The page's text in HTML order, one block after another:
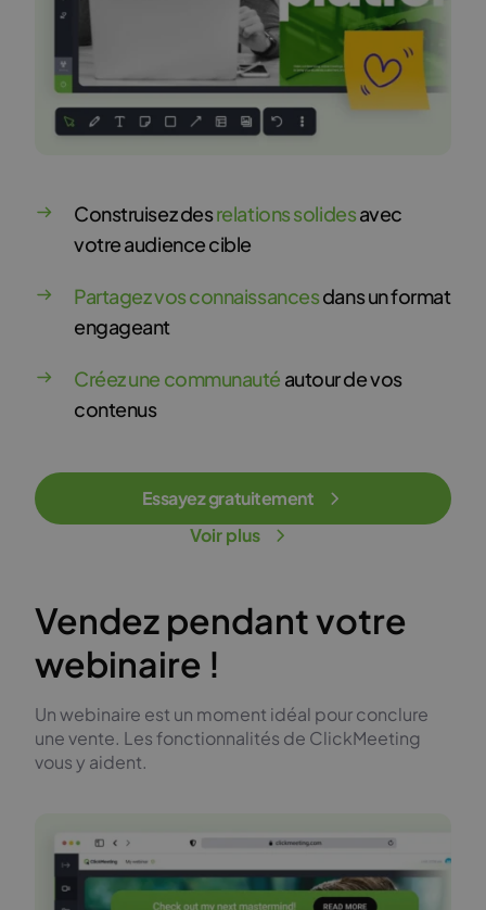
Construisez desrelations solidesavec
votre audience cible
Partagez vos connaissancesdans un format
engageant
Créez une communauté autour de vos
contenus
Essayez gratuitement
Voir plus
Vendez pendant votre
webinaire !
Un webinaire est un moment idéal pour conclure
une vente. Les fonctionnalités de ClickMeeting
vous y aident.